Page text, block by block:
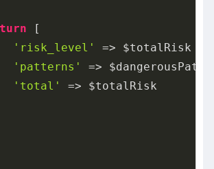
[
'risk_level'
=> $totalRisk >
'patterns'
=>
'total'
=> $totalRisk